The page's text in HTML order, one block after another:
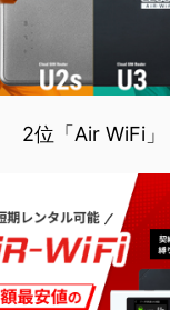
2位「Air WiFi」